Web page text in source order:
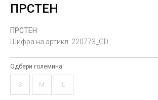
ПРСТЕН
ПРСТЕН
Шифра на артикл: 220773_GD
Одбери големина:
S M L